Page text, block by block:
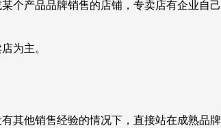
个产品品牌销售的店铺，专卖店有企业自
为主。
其他销售经验的情况下，直接站在成熟品